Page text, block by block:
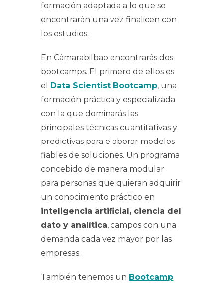
formación adaptada a lo que se
encontrarán una vez finalicen con
los estudios.
En Cámarabilbao encontrarás dos
bootcamps. El primero de ellos es
el Data Scientist Bootcamp, una
formación práctica y especializada
con la que dominarás las
principales técnicas cuantitativas y
predictivas para elaborar modelos
fiables de soluciones. Un programa
concebido de manera modular
para personas que quieran adquirir
un conocimiento práctico en
inteligencia artificial, ciencia del
dato y analítica, campos con una
demanda cada vez mayor por las
empresas.
También tenemos un Bootcamp